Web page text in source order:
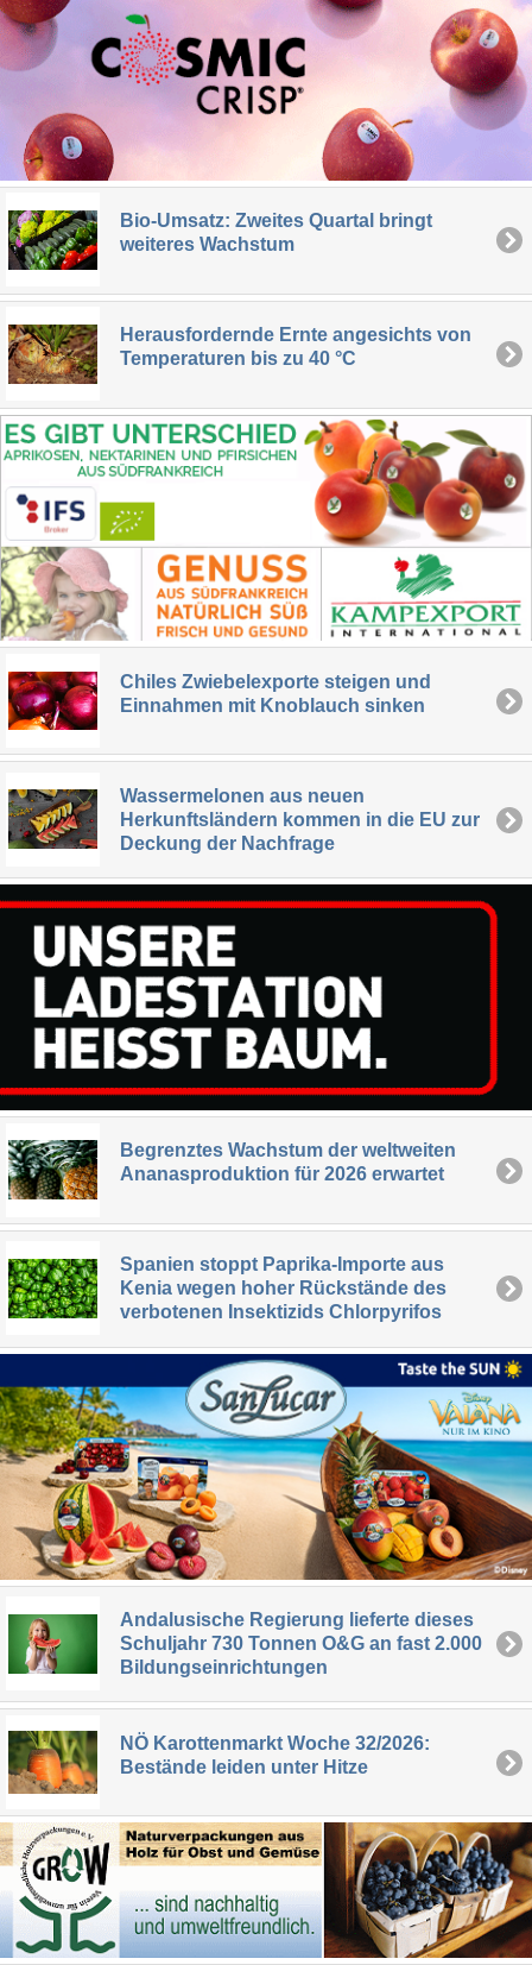
Bio-Umsatz: Zweites Quartal bringt
weiteres Wachstum
Herausfordernde Ernte angesichts von
Temperaturen bis zu 40 °C
Chiles Zwiebelexporte steigen und
Einnahmen mit Knoblauch sinken
Wassermelonen aus neuen
Herkunftsländern kommen in die EU zur
Deckung der Nachfrage
Begrenztes Wachstum der weltweiten
Ananasproduktion für 2026 erwartet
Spanien stoppt Paprika-Importe aus
Kenia wegen hoher Rückstände des
verbotenen Insektizids Chlorpyrifos
Andalusische Regierung lieferte dieses
Schuljahr 730 Tonnen O&G an fast 2.000
Bildungseinrichtungen
NÖ Karottenmarkt Woche 32/2026:
Bestände leiden unter Hitze